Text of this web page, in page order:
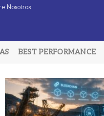
Nosotros
BEST PERFORMANCE